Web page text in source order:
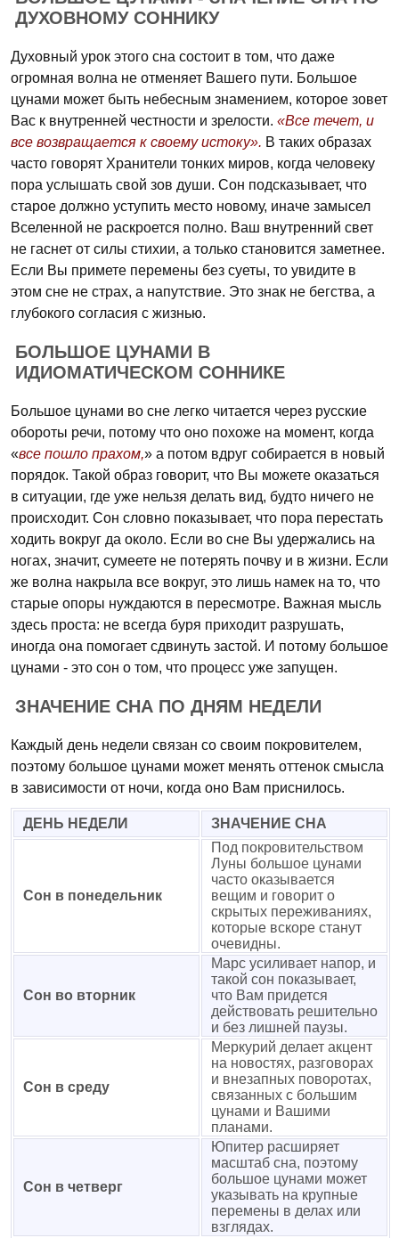
ДУХОВНОМУ СОННИКУ
Духовный урок этого сна состоит в том, что даже
огромная волна не отменяет Вашего пути. Большое
цунами может быть небесным знамением, которое зовет
Вас к внутренней честности и зрелости. «Все течет, и
все возвращается к своему истоку». В таких образах
часто говорят Хранители тонких миров, когда человеку
пора услышать свой зов души. Сон подсказывает, что
старое должно уступить место новому, иначе замысел
Вселенной не раскроется полно. Ваш внутренний свет
не гаснет от силы стихии, а только становится заметнее.
Если Вы примете перемены без суеты, то увидите в
этом сне не страх, а напутствие. Это знак не бегства, а
глубокого согласия с жизнью.
БОЛЬШОЕ ЦУНАМИ В
ИДИОМАТИЧЕСКОМ СОННИКЕ
Большое цунами во сне легко читается через русские
обороты речи, потому что оно похоже на момент, когда
«все пошло прахом,» а потом вдруг собирается в новый
порядок. Такой образ говорит, что Вы можете оказаться
в ситуации, где уже нельзя делать вид, будто ничего не
происходит. Сон словно показывает, что пора перестать
ходить вокруг да около. Если во сне Вы удержались на
ногах, значит, сумеете не потерять почву и в жизни. Если
же волна накрыла все вокруг, это лишь намек на то, что
старые опоры нуждаются в пересмотре. Важная мысль
здесь проста: не всегда буря приходит разрушать,
иногда она помогает сдвинуть застой. И потому большое
цунами - это сон о том, что процесс уже запущен.
ЗНАЧЕНИЕ СНА ПО ДНЯМ НЕДЕЛИ
Каждый день недели связан со своим покровителем,
поэтому большое цунами может менять оттенок смысла
в зависимости от ночи, когда оно Вам приснилось.
ДЕНЬ НЕДЕЛИ ЗНАЧЕНИЕ СНА
Сон в понедельник
Под покровительством
Луны большое цунами
часто оказывается
вещим и говорит о
скрытых переживаниях,
которые вскоре станут
очевидны.
Сон во вторник
Марс усиливает напор, и
такой сон показывает,
что Вам придется
действовать решительно
и без лишней паузы.
Сон в среду
Меркурий делает акцент
на новостях, разговорах
и внезапных поворотах,
связанных с большим
цунами и Вашими
планами.
Сон в четверг
Юпитер расширяет
масштаб сна, поэтому
большое цунами может
указывать на крупные
перемены в делах или
взглядах.